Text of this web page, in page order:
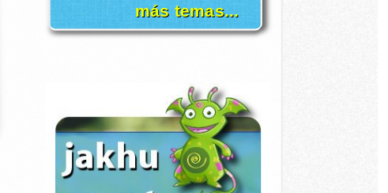
más temas...